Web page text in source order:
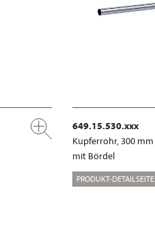
649.15.530.xxx
Kupferrohr, 300 mm
mit Bördel
PRODUKT-DETAILSEITE